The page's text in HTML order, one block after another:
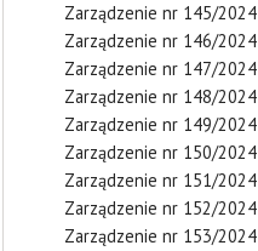
Zarządzenie nr 145/2024
Zarządzenie nr 146/2024
Zarządzenie nr 147/2024
Zarządzenie nr 148/2024
Zarządzenie nr 149/2024
Zarządzenie nr 150/2024
Zarządzenie nr 151/2024
Zarządzenie nr 152/2024
Zarządzenie nr 153/2024